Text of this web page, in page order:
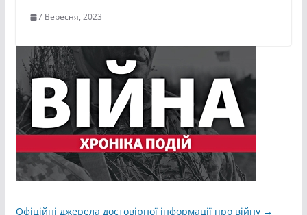
7 Вересня, 2023
Офіційні джерела достовірної інформації про війну →